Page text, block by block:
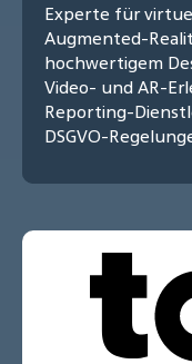
Experte für
Augmented-
hochwertigem
Video- und AR-
Reporting-
DSGVO-